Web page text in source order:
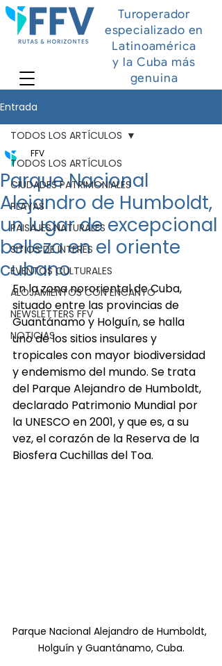
Turoperador
especializado en
Latinoamérica
y la Cuba más
genuina
Entrada
TODOS LOS ARTÍCULOS
CIUDADES PATRIMONIALES
PLAYAS
PAISAJES NATURALES
SITIOS DE INTERÉS
EVENTOS CULTURALES
ALOJAMIENTOS CON ENCANTO
NEWSLETTERS FFV
NOTICIAS
TODOS LOS ARTÍCULOS
Parque Nacional
Alejandro de Humboldt,
un lugar de excepcional
belleza en el oriente
cubano
FFV
En la zona nororiental de Cuba,
situado entre las provincias de
Guantánamo y Holguín, se halla
uno de los sitios insulares y
tropicales con mayor biodiversidad
y endemismo del mundo. Se trata
del Parque Alejandro de Humboldt,
declarado Patrimonio Mundial por
la UNESCO en 2001, y que es, a su
vez, el corazón de la Reserva de la
Biosfera Cuchillas del Toa.
Parque Nacional Alejandro de Humboldt,
Holguín y Guantánamo, Cuba.